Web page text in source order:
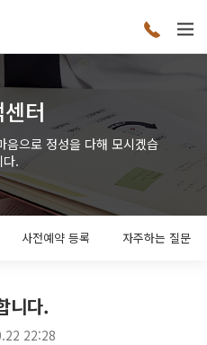
터
음으로 정성을 다해 모시겠습
다.
사전예약 등록 자주하는 질문
니다.
22:28